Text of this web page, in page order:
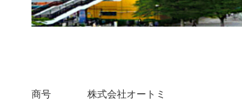
商号 株式会社オートミ